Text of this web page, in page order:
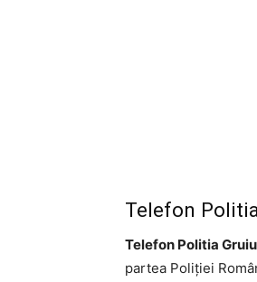
Telefon
Telefon Politia
partea Poliției